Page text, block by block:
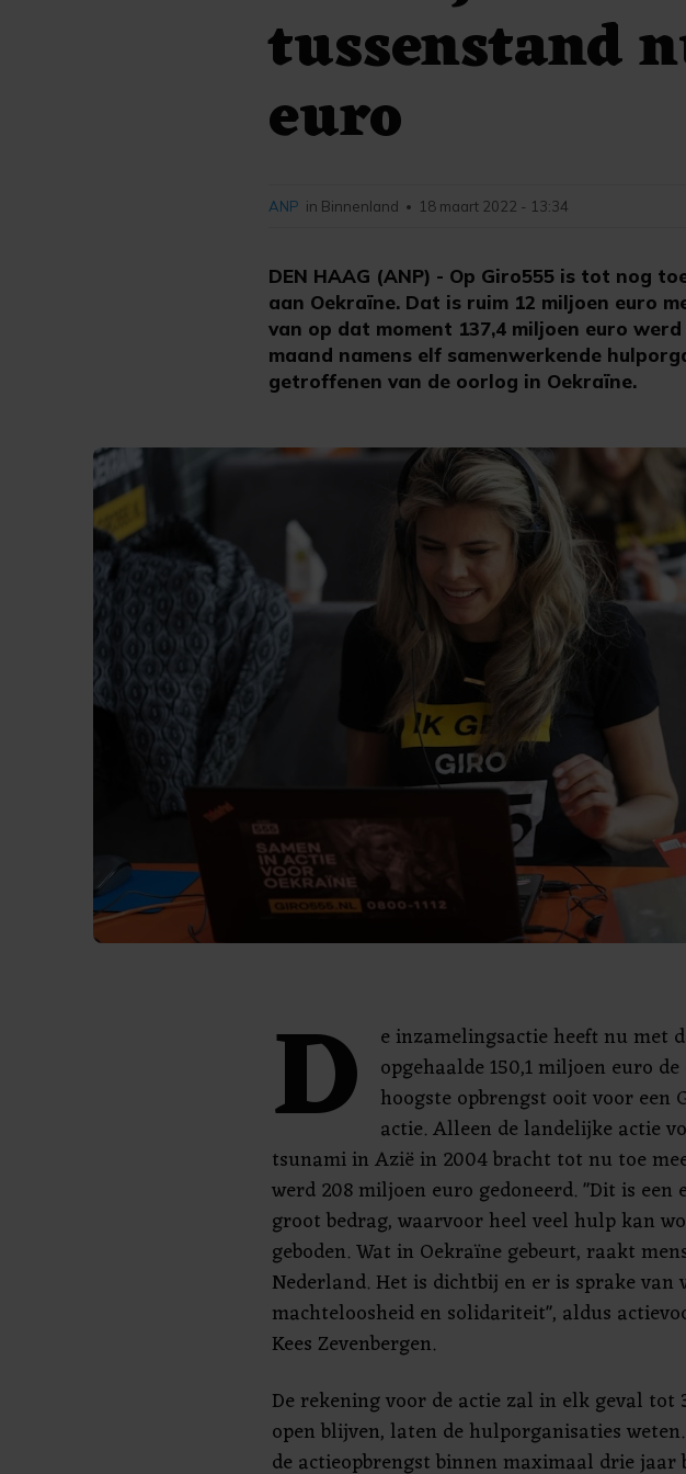
tussenstand
euro
DEN HAAG (ANP) - Op Giro555 is tot nog
aan Oekraïne. Dat is ruim 12 miljoen euro
van op dat moment 137,4 miljoen euro
maand namens elf samenwerkende
getroffenen van de oorlog in Oekraïne.
ANP in Binnenland • 18 maart 2022 - 13:34
D
e inzamelingsactie heeft nu met
opgehaalde 150,1 miljoen euro
hoogste opbrengst ooit voor een
actie. Alleen de landelijke actie
tsunami in Azië in 2004 bracht tot nu toe
werd 208 miljoen euro gedoneerd. "Dit is een
groot bedrag, waarvoor heel veel hulp kan
geboden. Wat in Oekraïne gebeurt, raakt
Nederland. Het is dichtbij en er is sprake van
machteloosheid en solidariteit", aldus
Kees Zevenbergen.
De rekening voor de actie zal in elk geval tot
open blijven, laten de hulporganisaties
de actieopbrengst binnen maximaal drie jaar